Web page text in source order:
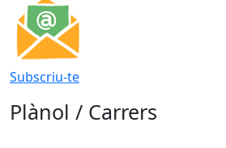
Subscriu-te
Plànol / Carrers